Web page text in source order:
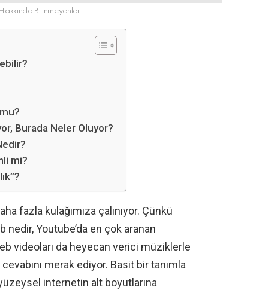
Bilinmeyenler
Burada Neler Oluyor?
mi?
fazla kulağımıza çalınıyor. Çünkü
Youtube’da en çok aranan
videoları da heyecan verici müziklerle
merak ediyor. Basit bir tanımla
internetin alt boyutlarına